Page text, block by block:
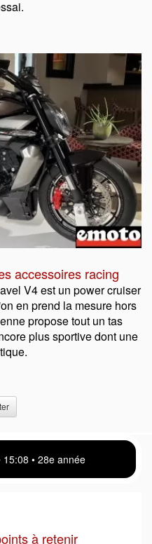
accessoires racing
V4 est un power cruiser
en prend la mesure hors
propose tout un tas
plus sportive dont une
• 28e année
à retenir